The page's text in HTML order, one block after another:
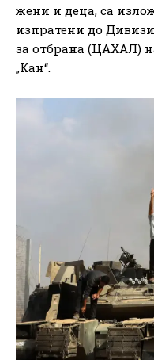
жени и деца, са
изпратени до
за отбрана (ЦАХАЛ)
„Кан“.